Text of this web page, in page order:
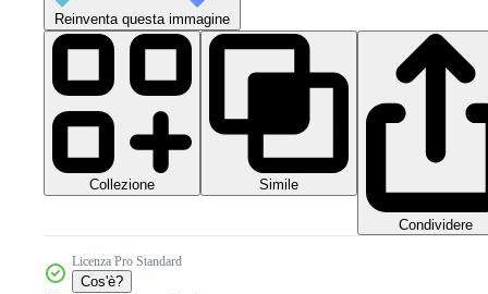
Reinventa questa immagine
Collezione Simile
Condividere
Licenza Pro Standard
Cos'è?